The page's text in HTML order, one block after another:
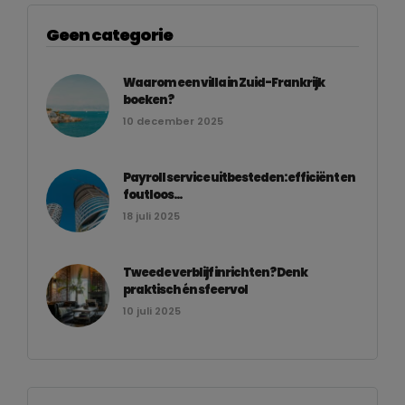
Geen categorie
Waarom een villa in Zuid-Frankrijk
boeken?
10 december 2025
Payroll service uitbesteden: efficiënt en
foutloos...
18 juli 2025
Tweede verblijf inrichten? Denk
praktisch én sfeervol
10 juli 2025